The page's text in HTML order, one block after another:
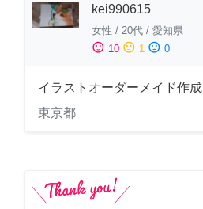
kei990615
女性 / 20代 / 愛知県
sentiment_satisfied 10 sentiment_neutral 1 sentiment_dissatisfied 0
イラストオーダーメイド作成
東京都